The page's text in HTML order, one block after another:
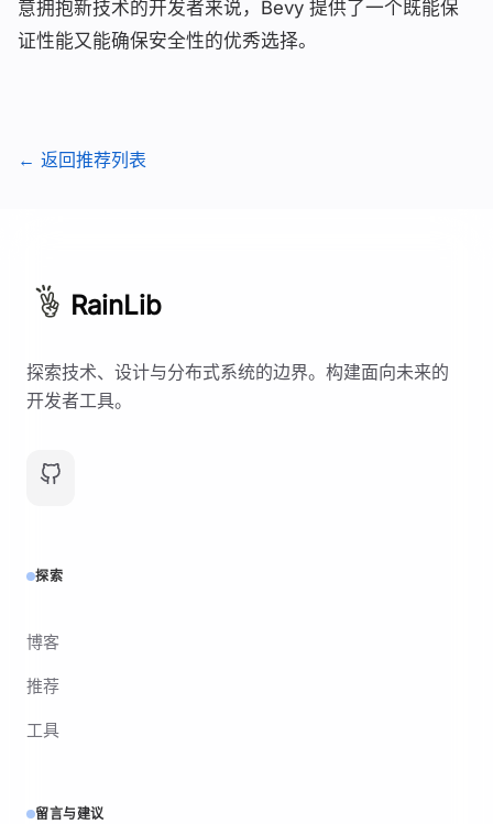
意拥抱新技术的开发者来说，Bevy 提供了一个既能保
证性能又能确保安全性的优秀选择。
← 返回推荐列表
RainLib
探索技术、设计与分布式系统的边界。构建面向未来的
开发者工具。
探索
博客
推荐
工具
留言与建议